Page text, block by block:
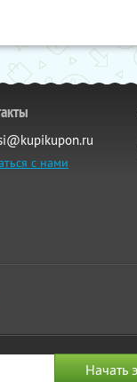
с нами